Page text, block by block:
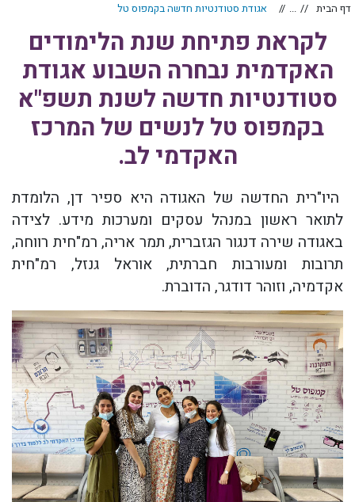
דף הבית ... אגודת סטודנטיות חדשה בקמפוס טל
לקראת פתיחת שנת הלימודים
האקדמית נבחרה השבוע אגודת
סטודנטיות חדשה לשנת תשפ"א
בקמפוס טל לנשים של המרכז
האקדמי לב.
היו"רית החדשה של האגודה היא ספיר דן, הלומדת
לתואר ראשון במנהל עסקים ומערכות מידע. לצידה
באגודה שירה דנגור הגזברית, תמר אריה, רמ"חית רווחה,
תרובות ומעורבות חברתית, אוראל גנזל, רמ"חית
אקדמיה, וזוהר דודגר, הדוברת.